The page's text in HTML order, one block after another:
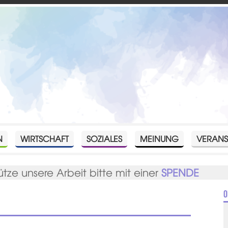
WIRTSCHAFT SOZIALES MEINUNG
unsere Arbeit bitte mit einerSPENDE